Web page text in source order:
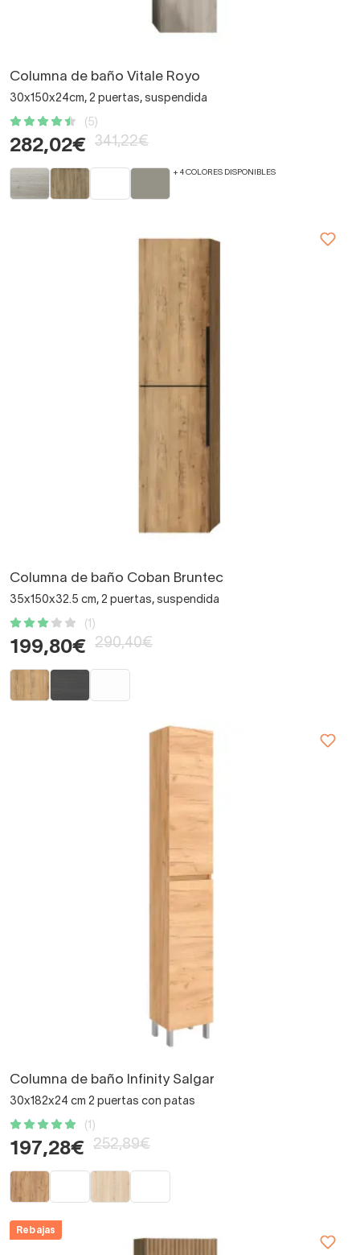
Columna de baño Vitale Royo
30x150x24cm, 2 puertas, suspendida
(5)
282,02€ 341,22€
+ 4 COLORES DISPONIBLES
Columna de baño Coban Bruntec
35x150x32.5 cm, 2 puertas, suspendida
(1)
199,80€ 290,40€
Columna de baño Infinity Salgar
30x182x24 cm 2 puertas con patas
(1)
197,28€ 252,89€
Rebajas